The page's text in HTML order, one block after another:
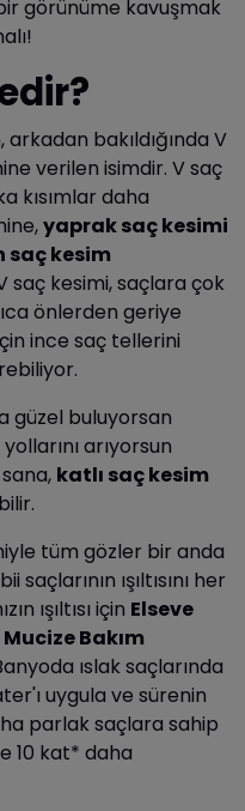
görünüme kavuşmak
bakıldığında V
verilen isimdir. V saç
kısımlar daha
yaprak saç kesimi
saç kesim
saç kesimi, saçlara çok
önlerden geriye
ince saç tellerini
güzel buluyorsan
arıyorsun
katlı saç kesim
tüm gözler bir anda
ışıltısını her
ışıltısı için Elseve
Bakım
ıslak saçlarında
uygula ve sürenin
parlak saçlara sahip
10 kat* daha